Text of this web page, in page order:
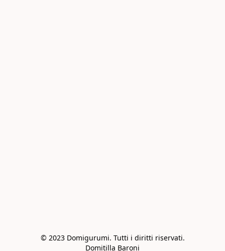
© 2023 Domigurumi. Tutti i diritti riservati.
Domitilla Baroni